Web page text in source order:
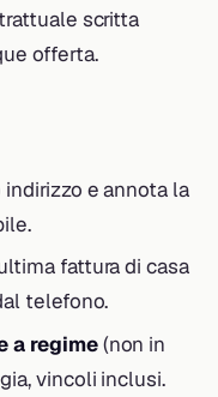
scritta
offerta.
e annota la
fattura di casa
telefono.
a regime(non in
vincoli inclusi.